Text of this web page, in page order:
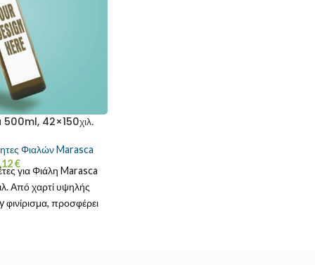
500ml, 42×150χιλ.
Φιαλών Marasca
€
για Φιάλη Marasca
Από χαρτί υψηλής
προσφέρει